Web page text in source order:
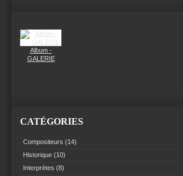
Album -
GALERIE
CATÉGORIES
Compositeurs (14)
Historique (10)
Interprètes (8)